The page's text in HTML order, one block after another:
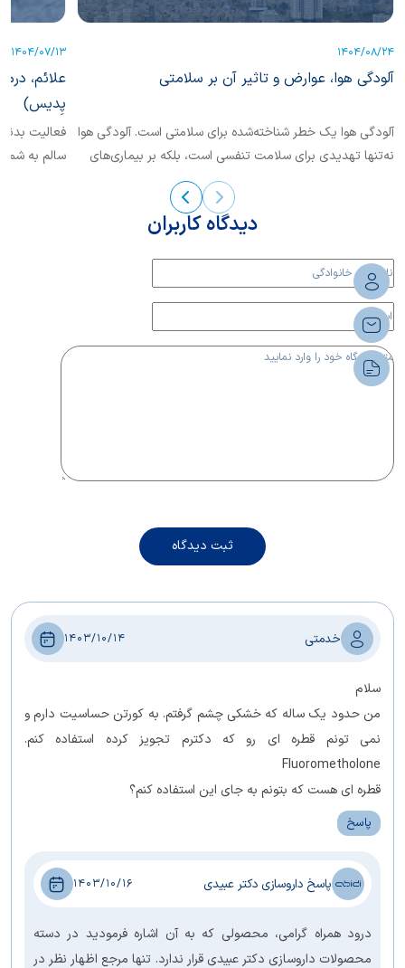
1404/08/24
آلودگی هوا، عوارض و تاثیر آن بر سلامتی
آلودگی هوا یک خطر شناخته‌شده برای سلامتی است. آلودگی هوا
نه‌تنها تهدیدی برای سلامت تنفسی است، بلکه بر بیماری‌های
قلبی عروقی، دیابت، چاقی، و اختلالات سیستم تولیدمثل،
سیستم عصبی و سیستم ایمنی نیز تاثیرگذار است. در این باره
1404/07/13
علائم،
پِدیس)
فعالیت
سالم به
دیدگاه کاربران
ثبت دیدگاه
خدمتی 1403/10/14
سلام
من حدود یک ساله که خشکی چشم گرفتم. به کورتن حساسیت دارم و
نمی تونم قطره ای رو که دکترم تجویز کرده استفاده کنم.
Fluorometholone
قطره ای هست که بتونم به جای این استفاده کنم؟
پاسخ
پاسخ داروسازی دکتر عبیدی 1403/10/16
درود همراه گرامی، محصولی که به آن اشاره فرمودید در دسته
محصولات داروسازی دکتر عبیدی قرار ندارد. تنها مرجع اظهار نظر در